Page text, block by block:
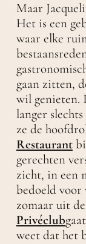
Maar
Het is een
waar elke
gaan zitten,
wil genieten.
langer
ze de
Restaurant
gerechten
zicht, in een
bedoeld
zomaar uit
Privéclub
weet dat het